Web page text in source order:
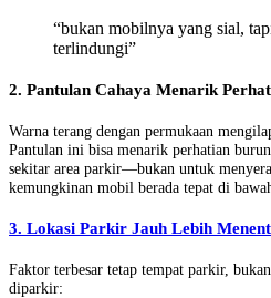
“bukan mobilnya yang sial,
terlindungi”
2. Pantulan Cahaya Menarik
Warna terang dengan permukaan
Pantulan ini bisa menarik perhatian
sekitar area parkir—bukan untuk
kemungkinan mobil berada tepat di
3. Lokasi Parkir Jauh Lebih
Faktor terbesar tetap tempat parkir,
diparkir: